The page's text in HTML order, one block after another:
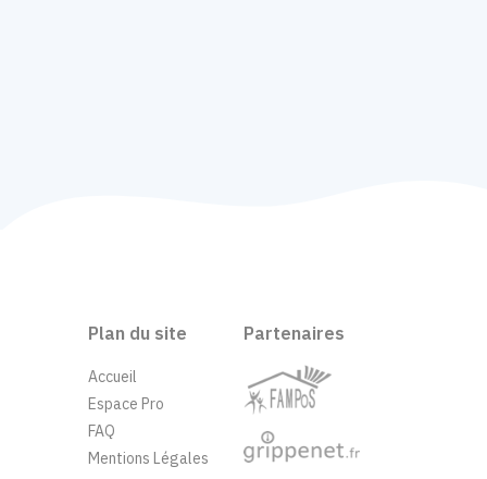
Plan du site
Accueil
Espace Pro
FAQ
Mentions Légales
Partenaires